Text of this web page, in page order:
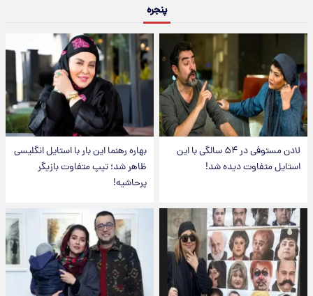
پنجره
لادن مستوفی در ۵۴ سالگی با این
استایل متفاوت دیده شد!
بهاره رهنما این بار با استایل انگلیسی
ظاهر شد؛ تیپ متفاوت بازیگر
پرحاشیه!